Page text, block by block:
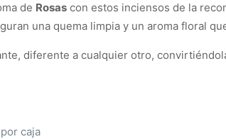
de Rosas con estos inciensos de la
una quema limpia y un aroma floral
diferente a cualquier otro,
caja